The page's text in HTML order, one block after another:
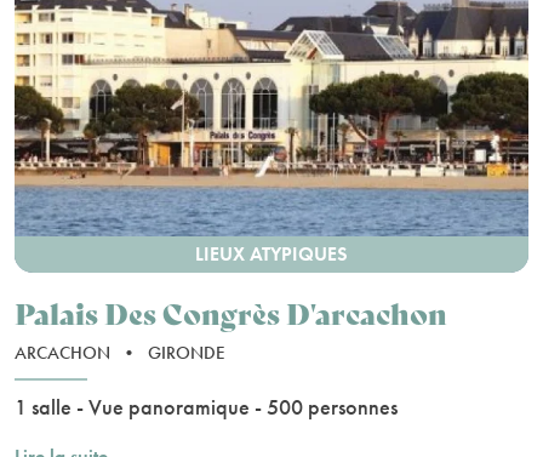
LIEUX ATYPIQUES
Palais Des Congrès D'arcachon
ARCACHON • GIRONDE
1 salle - Vue panoramique - 500 personnes